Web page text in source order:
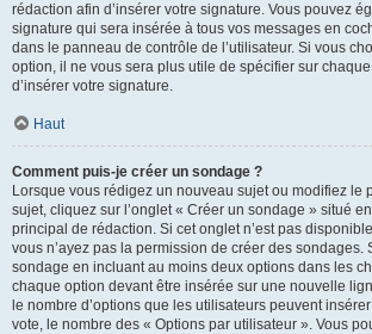
rédaction afin d’insérer votre signature. Vous pouvez
signature qui sera insérée à tous vos messages en
dans le panneau de contrôle de l’utilisateur. Si vous
option, il ne vous sera plus utile de spécifier sur
d’insérer votre signature.
Haut
Comment puis-je créer un sondage ?
Lorsque vous rédigez un nouveau sujet ou modifiez le
sujet, cliquez sur l’onglet « Créer un sondage » situé
principal de rédaction. Si cet onglet n’est pas
vous n’ayez pas la permission de créer des sondages.
sondage en incluant au moins deux options dans les
chaque option devant être insérée sur une nouvelle
le nombre d’options que les utilisateurs peuvent
vote, le nombre des « Options par utilisateur ». Vous